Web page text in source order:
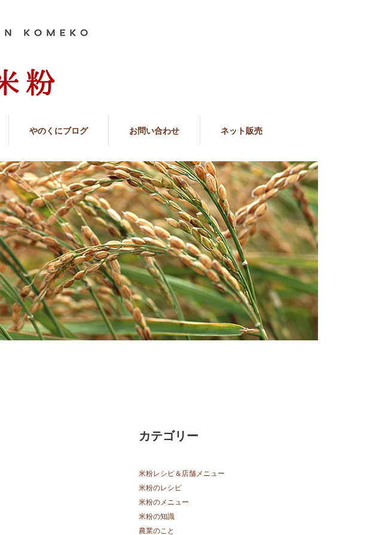
やのくにブログ お問い合わせ ネット販売
カテゴリー
米粉レシピ＆店舗メニュー
米粉のレシピ
米粉のメニュー
米粉の知識
農業のこと